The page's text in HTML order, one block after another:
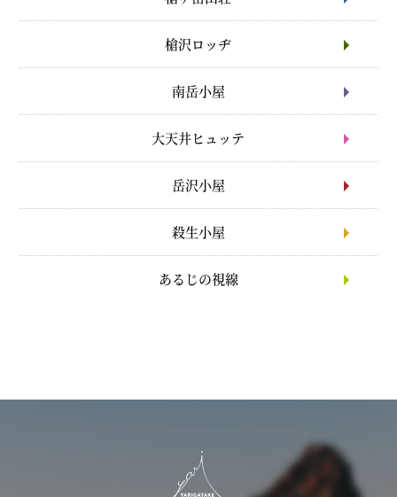
槍沢ロッヂ
南岳小屋
大天井ヒュッテ
岳沢小屋
殺生小屋
あるじの視線